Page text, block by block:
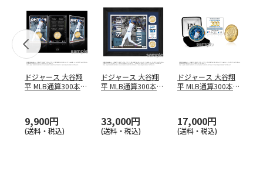
ドジャース 大谷翔
平 MLB通算300本塁
9,900円
(送料・税込)
ドジャース 大谷翔
平 MLB通算300本塁
33,000円
(送料・税込)
ドジャース 大谷翔
平 MLB通算300本塁
17,000円
(送料・税込)